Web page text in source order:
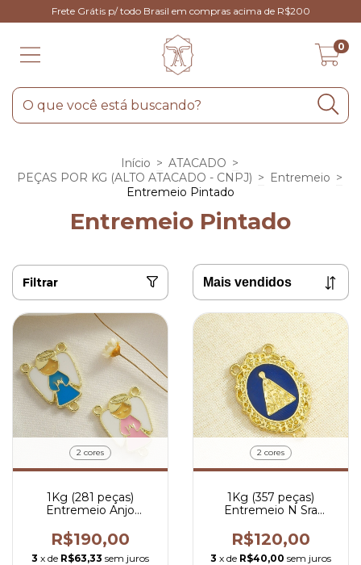
Frete Grátis p/ todo Brasil em compras acima de R$200
0
Início > ATACADO >
PEÇAS POR KG (ALTO ATACADO - CNPJ) > Entremeio >
Entremeio Pintado
Entremeio Pintado
Filtrar
2 cores
1Kg (281 peças)
Entremeio Anjo
peça
R$190,00
3 x de R$63,33 sem juros
2 cores
1Kg (357 peças)
Entremeio N Sra
0,53 por peça
R$120,00
3 x de R$40,00 sem juros